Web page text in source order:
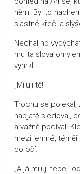
něm. Byl to
slastné křeči a
Nechal ho
mu ta slova
vyhrkl:
„Miluji tě!“
Trochu se polekal,
napjatě sledoval,
a vážně podíval.
mezi jemné,
do očí.
„A já miluji tebe,“